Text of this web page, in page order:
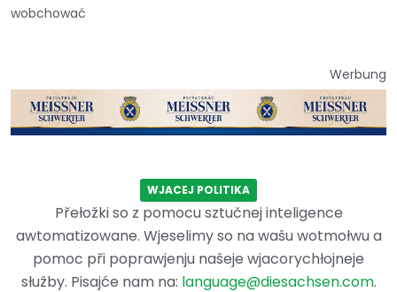
wobchować
Werbung
WJACEJ POLITIKA
Přełožki so z pomocu sztučnej inteligence
awtomatizowane. Wjeselimy so na wašu wotmołwu a
pomoc při poprawjenju našeje wjacorychłojneje
słužby. Pisajće nam na: language@diesachsen.com.